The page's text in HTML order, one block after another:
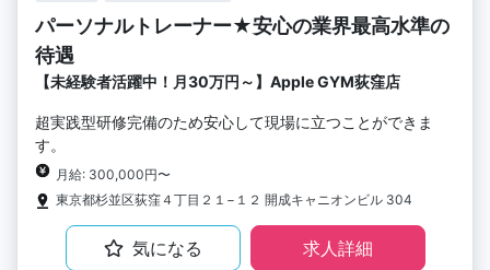
パーソナルトレーナー★安心の業界最高水準の
待遇
【未経験者活躍中！月30万円～】Apple GYM荻窪店
超実践型研修完備のため安心して現場に立つことができま
す。
月給: 300,000円〜
東京都杉並区荻窪４丁目２１−１２ 開成キャニオンビル 304
気になる 求人詳細